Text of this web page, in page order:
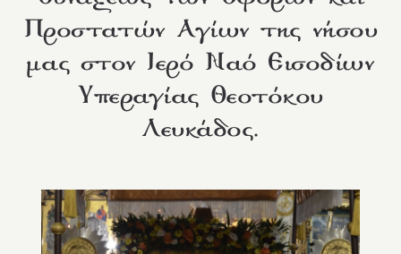
Προστατών Αγίων της νήσου
μας στον Ιερό Ναό Εισοδίων
Υπεραγίας Θεοτόκου
Λευκάδος.